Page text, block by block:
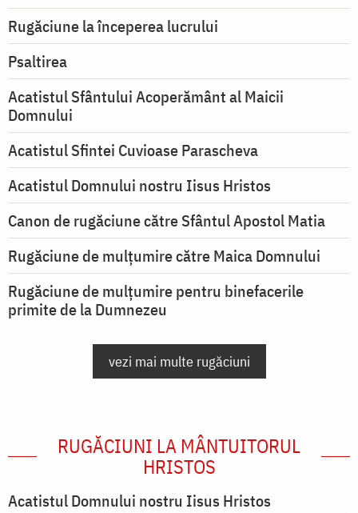
Rugăciune la începerea lucrului
Psaltirea
Acatistul Sfântului Acoperământ al Maicii
Domnului
Acatistul Sfintei Cuvioase Parascheva
Acatistul Domnului nostru Iisus Hristos
Canon de rugăciune către Sfântul Apostol Matia
Rugăciune de mulţumire către Maica Domnului
Rugăciune de mulțumire pentru binefacerile
primite de la Dumnezeu
vezi mai multe rugăciuni
RUGĂCIUNI LA MÂNTUITORUL
HRISTOS
Acatistul Domnului nostru Iisus Hristos